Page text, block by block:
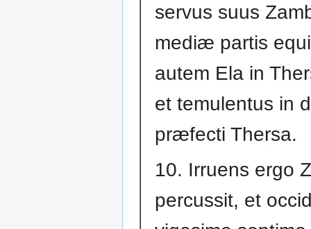
servus suus
mediæ partis
autem Ela in
et temulentus in
præfecti Thersa.
10. Irruens ergo
percussit, et